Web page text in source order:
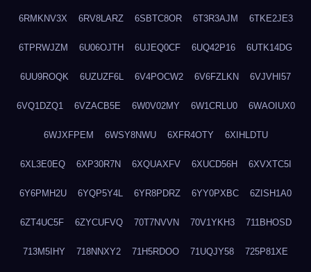
6RMKNV3X 6RV8LARZ 6SBTC8OR 6T3R3AJM 6TKE2JE3
6TPRWJZM 6U06OJTH 6UJEQ0CF 6UQ42P16 6UTK14DG
6UU9ROQK 6UZUZF6L 6V4POCW2 6V6FZLKN 6VJVHI57
6VQ1DZQ1 6VZACB5E 6W0V02MY 6W1CRLU0 6WAOIUX0
6WJXFPEM 6WSY8NWU 6XFR4OTY 6XIHLDTU
6XL3E0EQ 6XP30R7N 6XQUAXFV 6XUCD56H 6XVXTC5I
6Y6PMH2U 6YQP5Y4L 6YR8PDRZ 6YY0PXBC 6ZISH1A0
6ZT4UC5F 6ZYCUFVQ 70T7NVVN 70V1YKH3 711BHOSD
713M5IHY 718NNXY2 71H5RDOO 71UQJY58 725P81XE